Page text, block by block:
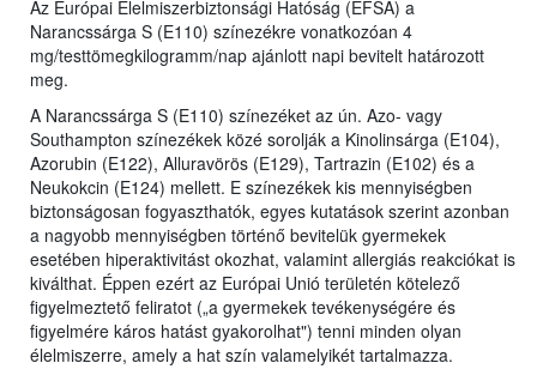
Az Európai Élelmiszerbiztonsági Hatóság (EFSA) a
Narancssárga S (E110) színezékre vonatkozóan 4
mg/testtömegkilogramm/nap ajánlott napi bevitelt határozott
meg.
A Narancssárga S (E110) színezéket az ún. Azo- vagy
Southampton színezékek közé sorolják a Kinolinsárga (E104),
Azorubin (E122), Alluravörös (E129), Tartrazin (E102) és a
Neukokcin (E124) mellett. E színezékek kis mennyiségben
biztonságosan fogyaszthatók, egyes kutatások szerint azonban
a nagyobb mennyiségben történő bevitelük gyermekek
esetében hiperaktivitást okozhat, valamint allergiás reakciókat is
kiválthat. Éppen ezért az Európai Unió területén kötelező
figyelmeztető feliratot („a gyermekek tevékenységére és
figyelmére káros hatást gyakorolhat") tenni minden olyan
élelmiszerre, amely a hat szín valamelyikét tartalmazza.